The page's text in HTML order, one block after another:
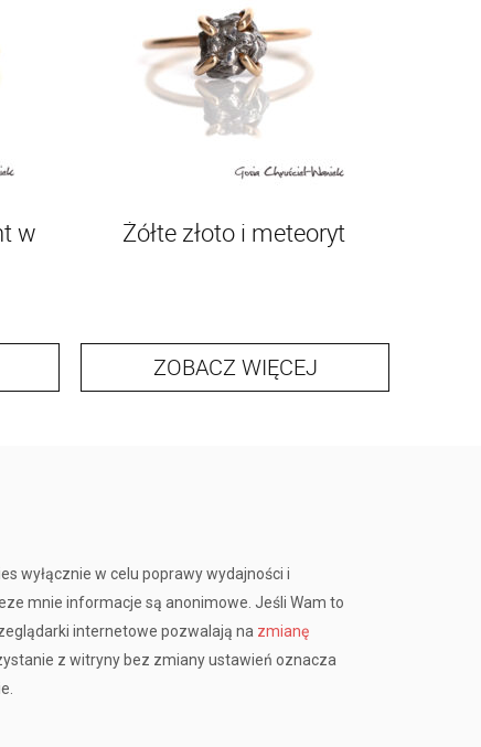
w
Żółte złoto i meteoryt
ZOBACZ WIĘCEJ
wyłącznie w celu poprawy wydajności i
mnie informacje są anonimowe. Jeśli Wam to
internetowe pozwalają na zmianę
z witryny bez zmiany ustawień oznacza